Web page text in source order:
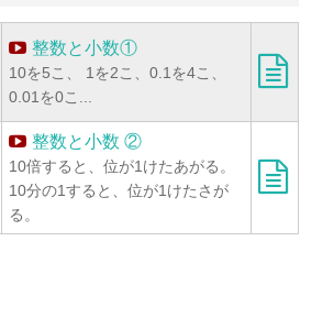
整数と小数①
10を5こ、 1を2こ、0.1を4こ、
0.01を0こ...
整数と小数 ②
10倍すると、位が1けたあがる。
10分の1すると、位が1けたさが
る。